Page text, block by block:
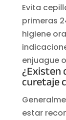
Evita
primeras
higiene
enjuague
¿Existen
curetaje
estar